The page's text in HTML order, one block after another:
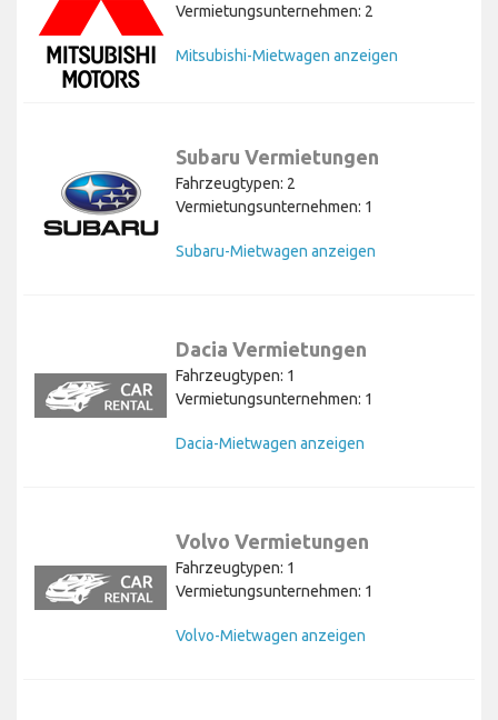
Vermietungsunternehmen: 2
Mitsubishi-Mietwagen anzeigen
Subaru Vermietungen
Fahrzeugtypen: 2
Vermietungsunternehmen: 1
Subaru-Mietwagen anzeigen
Dacia Vermietungen
Fahrzeugtypen: 1
Vermietungsunternehmen: 1
Dacia-Mietwagen anzeigen
Volvo Vermietungen
Fahrzeugtypen: 1
Vermietungsunternehmen: 1
Volvo-Mietwagen anzeigen